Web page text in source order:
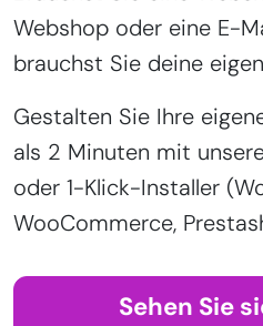
Webshop oder eine E-
brauchst Sie deine
Gestalten Sie Ihre
als 2 Minuten mit
oder 1-Klick-Installer
WooCommerce,
Sehen Sie